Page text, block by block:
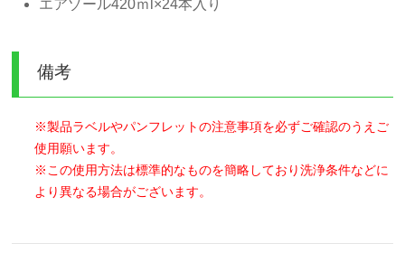
エアゾール420ｍl×24本入り
備考
※製品ラベルやパンフレットの注意事項を必ずご確認のうえご
使用願います。
※この使用方法は標準的なものを簡略しており洗浄条件などに
より異なる場合がございます。